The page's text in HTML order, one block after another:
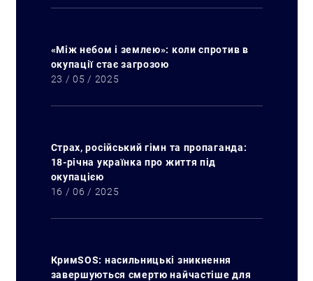
«Між небом і землею»: коли спротив в
окупації стає загрозою
23 / 05 / 2025
Страх, російський гімн та пропаганда:
18-річна українка про життя під
окупацією
16 / 06 / 2025
КримSOS: насильницькі зникнення
завершуються смертю найчастіше для